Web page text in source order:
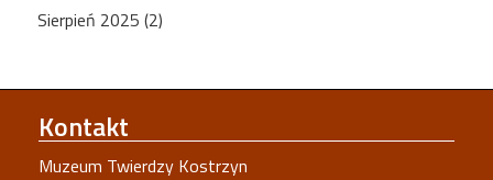
Sierpień 2025 (2)
Kontakt
Muzeum Twierdzy Kostrzyn